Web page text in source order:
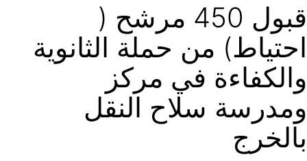
قبول 450 مرشح (
احتياط) من حملة الثانوية
والكفاءة في مركز
ومدرسة سلاح النقل
بالخرج